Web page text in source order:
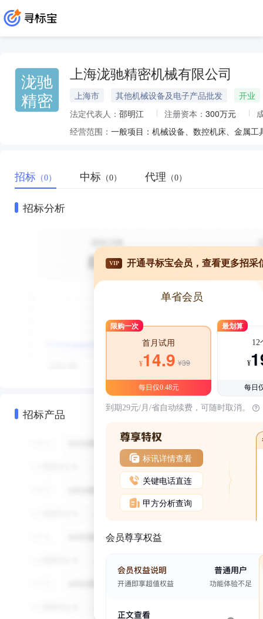
泷驰
精密
上海泷驰精密机械有限公司
上海市 其他机械设备及电子产品批发
开业
法定代表人： 邵明江 注册资本： 300万元
经营范围：
招标 （0） 中标 （0） 代理 （0）
招标分析
招标产品
VIP 开通寻标宝会员，查看更多招采
单省会员
限购一次
首月试用
¥14.9 ¥39
每日仅0.48元
最划算
12
¥
每日
到期29元/月/省自动续费，可随时取消。
标讯详情查看
关键电话直连
甲方分析查询
会员尊享权益